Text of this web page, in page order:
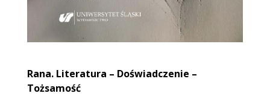
Rana. Literatura – Doświadczenie –
Tożsamość